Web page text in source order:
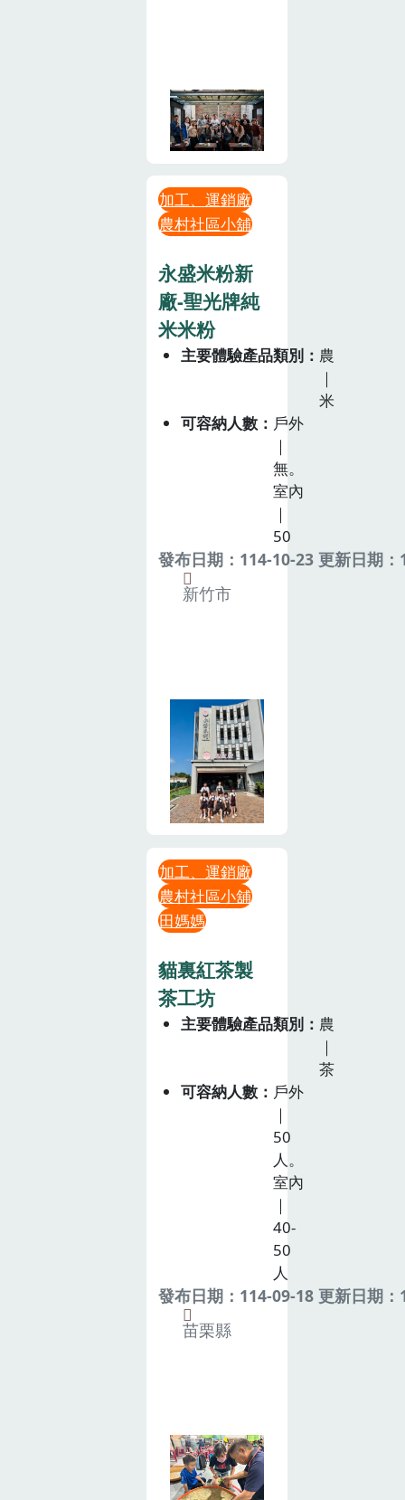
加工、運銷廠
農村社區小舖
永盛米粉新
廠-聖光牌純
米米粉
主要體驗產品類別
農
｜
米
可容納人數
戶外
｜
無。
室內
｜
50
發布日期：114-10-23 更新日期
新竹市
加工、運銷廠
農村社區小舖
田媽媽
貓裏紅茶製
茶工坊
主要體驗產品類別
農
｜
茶
可容納人數
戶外
｜
50
人。
室內
｜
40-
50
人
發布日期：114-09-18 更新日期
苗栗縣